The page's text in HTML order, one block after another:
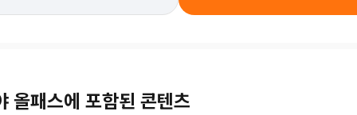
올패스에 포함된 콘텐츠